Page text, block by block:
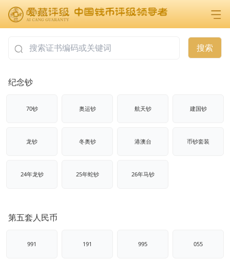
搜索
纪念钞
70钞 奥运钞 航天钞 建国钞
龙钞 冬奥钞 港澳台 币钞套装
24年龙钞 25年蛇钞 26年马钞
第五套人民币
991 191 995 055